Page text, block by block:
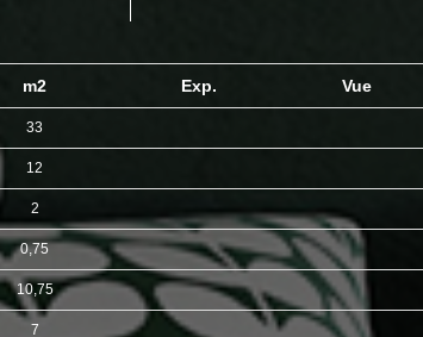
m2 Exp. Vue
33
12
2
0,75
10,75
7